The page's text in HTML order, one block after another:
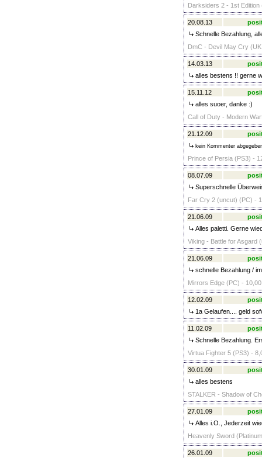
Darksiders 2 - 1st
20.08.13
Schnelle Bezahlung,
DmC - Devil May Cry
14.03.13
alles bestens !! gerne
15.11.12
alles suoer, danke :)
Call of Duty - Modern
21.12.09
kein Kommenter
Prince of Persia (PS3) -
08.07.09
Superschnelle
Far Cry 2 (uncut) (PC) -
21.06.09
Alles paletti. Gerne
Viking - Battle for Asgard
21.06.09
schnelle Bezahlung /
Mirrors Edge (PC) -
12.02.09
1a Gelaufen.... geld
11.02.09
Schnelle Bezahlung.
Virtua Fighter 5 (PS3) -
30.01.09
alles bestens
STALKER - Shadow of
27.01.09
Alles i.O., Jederzeit
Heavenly Sword
26.01.09